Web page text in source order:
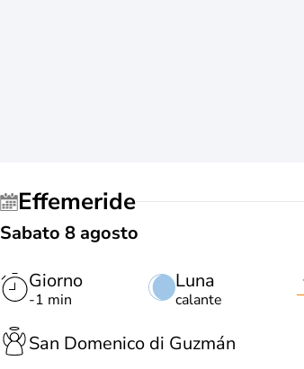
Effemeride
Sabato 8 agosto
Giorno
-1 min
Luna
calante
San Domenico di Guzmán